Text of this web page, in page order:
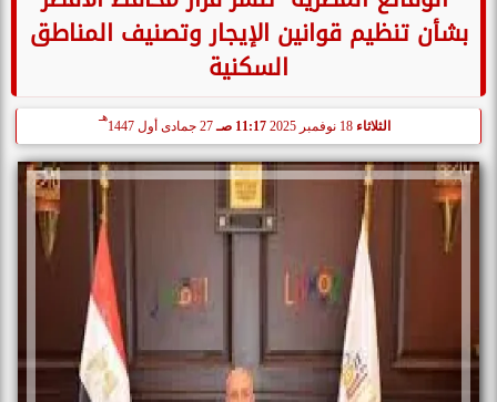
بشأن تنظيم قوانين الإيجار وتصنيف المناطق
السكنية
الثلاثاء 18 نوفمبر 2025 11:17 صـ 27 جمادى أول 1447
هـ